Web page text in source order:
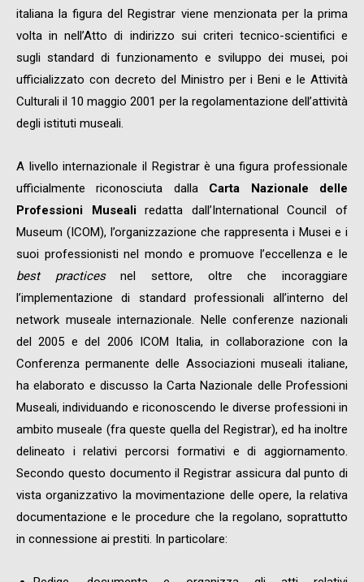
italiana la figura del Registrar viene menzionata per la prima
volta in nell’Atto di indirizzo sui criteri tecnico-scientifici e
sugli standard di funzionamento e sviluppo dei musei, poi
ufficializzato con decreto del Ministro per i Beni e le Attività
Culturali il 10 maggio 2001 per la regolamentazione dell’attività
degli istituti museali.
A livello internazionale il Registrar è una figura professionale
ufficialmente riconosciuta dalla Carta Nazionale delle
Professioni Musealiredatta dall’International Council of
Museum (ICOM), l’organizzazione che rappresenta i Musei e i
suoi professionisti nel mondo e promuove l’eccellenza e le
best practicesnel settore, oltre che incoraggiare
l’implementazione di standard professionali all’interno del
network museale internazionale. Nelle conferenze nazionali
del 2005 e del 2006 ICOM Italia, in collaborazione con la
Conferenza permanente delle Associazioni museali italiane,
ha elaborato e discusso la Carta Nazionale delle Professioni
Museali, individuando e riconoscendo le diverse professioni in
ambito museale (fra queste quella del Registrar), ed ha inoltre
delineato i relativi percorsi formativi e di aggiornamento.
Secondo questo documento il Registrar assicura dal punto di
vista organizzativo la movimentazione delle opere, la relativa
documentazione e le procedure che la regolano, soprattutto
in connessione ai prestiti. In particolare: